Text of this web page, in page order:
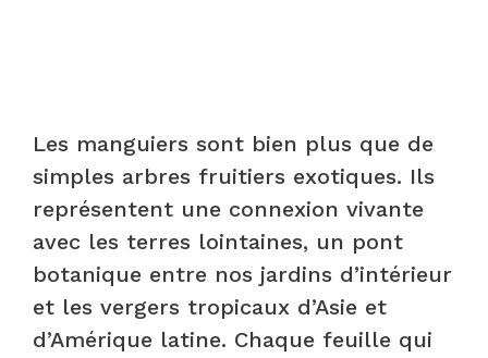
Les manguiers sont bien plus que de
simples arbres fruitiers exotiques. Ils
représentent une connexion vivante
avec les terres lointaines, un pont
botanique entre nos jardins d’intérieur
et les vergers tropicaux d’Asie et
d’Amérique latine. Chaque feuille qui